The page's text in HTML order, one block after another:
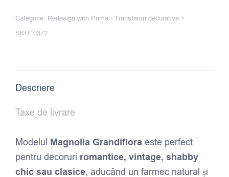
Transfer
Decorativ
Categorie: Redesign with Prima - Transferuri decorative
SKU: 0372
Descriere
Taxe de livrare
Modelul Magnolia Grandiflora este perfect
pentru decoruri romantice, vintage, shabby
chic sau clasice, aducând un farmec natural și